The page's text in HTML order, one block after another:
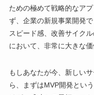
ための極めて戦略的なア
ず、企業の新規事業開発
スピード感、改善サイク
において、非常に大きな価
もしあなたが今、新しい
ら、まずはMVP開発とい